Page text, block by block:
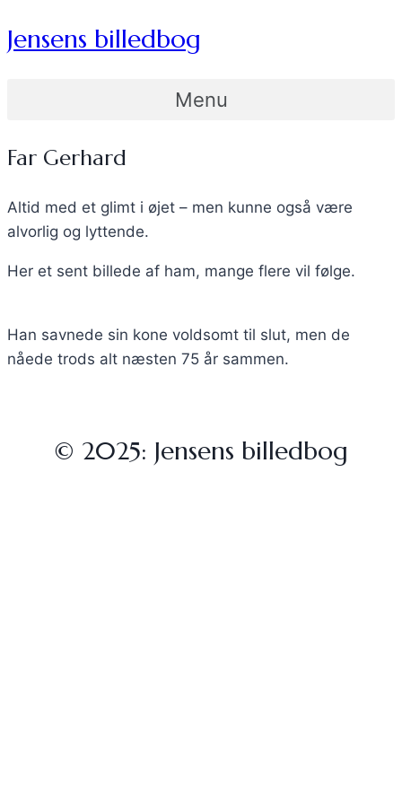
Jensens billedbog
Menu
Far Gerhard
Altid med et glimt i øjet – men kunne også være
alvorlig og lyttende.
Her et sent billede af ham, mange flere vil følge.
Han savnede sin kone voldsomt til slut, men de
nåede trods alt næsten 75 år sammen.
© 2025: Jensens billedbog